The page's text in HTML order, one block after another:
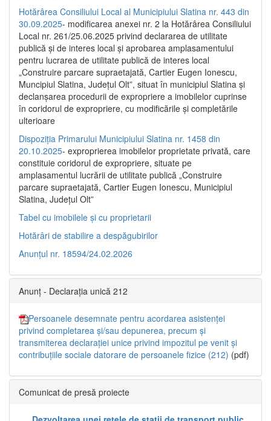
Hotărârea Consiliului Local al Municipiului Slatina nr. 443 din
30.09.2025- modificarea anexei nr. 2 la Hotărârea Consiliului
Local nr. 261/25.06.2025 privind declararea de utilitate
publică şi de interes local şi aprobarea amplasamentului
pentru lucrarea de utilitate publică de interes local
„Construire parcare supraetajată, Cartier Eugen Ionescu,
Muncipiul Slatina, Judeţul Olt”, situat în municipiul Slatina şi
declanşarea procedurii de expropriere a imobilelor cuprinse
în coridorul de expropriere, cu modificările şi completările
ulterioare
Dispoziția Primarului Municipiului Slatina nr. 1458 din
20.10.2025- exproprierea imobilelor proprietate privată, care
constituie coridorul de expropriere, situate pe
amplasamentul lucrării de utilitate publică „Construire
parcare supraetajată, Cartier Eugen Ionescu, Municipiul
Slatina, Județul Olt”
Tabel cu imobilele și cu proprietarii
Hotărâri de stabilire a despăgubirilor
Anunțul nr. 18594/24.02.2026
Anunț - Declarația unică 212
Persoanele desemnate pentru acordarea asistenței
privind completarea și/sau depunerea, precum și
transmiterea declarației unice privind impozitul pe venit și
contribuțiile sociale datorare de persoanele fizice (212) (pdf)
Comunicat de presă proiecte